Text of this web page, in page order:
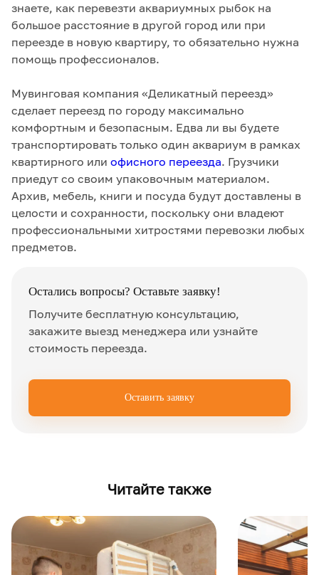
знаете, как перевезти аквариумных рыбок на
большое расстояние в другой город или при
переезде в новую квартиру, то обязательно нужна
помощь профессионалов.
Мувинговая компания «Деликатный переезд»
сделает переезд по городу максимально
комфортным и безопасным. Едва ли вы будете
транспортировать только один аквариум в рамках
квартирного или офисного переезда. Грузчики
приедут со своим упаковочным материалом.
Архив, мебель, книги и посуда будут доставлены в
целости и сохранности, поскольку они владеют
профессиональными хитростями перевозки любых
предметов.
Остались вопросы? Оставьте заявку!
Получите бесплатную консультацию,
закажите выезд менеджера или узнайте
стоимость переезда.
Оставить заявку
Читайте также